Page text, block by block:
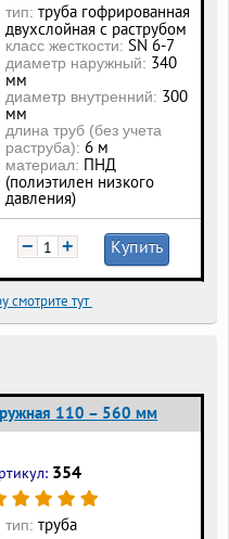
тип: труба гофрированная
двухслойная с раструбом
класс жесткости: SN 6-7
диаметр наружный: 340
мм
диаметр внутренний: 300
мм
длина труб (без учета
раструба): 6 м
материал: ПНД
(полиэтилен низкого
давления)
− + Купить
смотрите тут
110 – 560 мм
354
тип: труба